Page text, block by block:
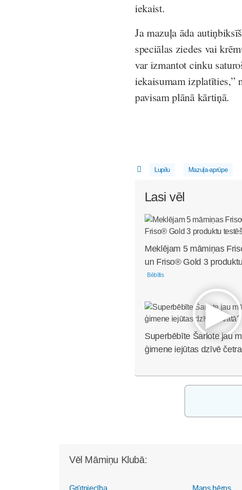
iekaist.
Ja mazuļa āda
speciālas ziedes vai
var izmantot cinku
iekaisumam izplatīties,”
pavisam plānā kārtiņā.
Lupilu Mazuļa-aprūpe
Lasi vēl
Meklējam 5 māmiņas
un Friso® Gold 3
Bēbītis
Superbēbīte Šarlote jau
ģimene iejūtas dzīvē
Vēl Māmiņu Klubā: